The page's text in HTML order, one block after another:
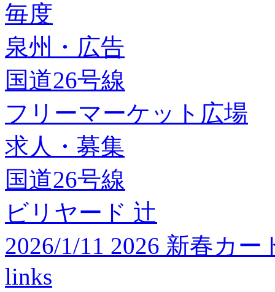
毎度
泉州・広告
国道26号線
フリーマーケット広場
求人・募集
国道26号線
ビリヤード 辻
2026/1/11 2026 新春カ
links